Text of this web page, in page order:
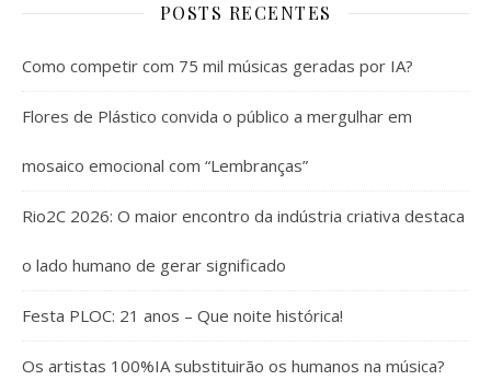
POSTS RECENTES
Como competir com 75 mil músicas geradas por IA?
Flores de Plástico convida o público a mergulhar em
mosaico emocional com “Lembranças”
Rio2C 2026: O maior encontro da indústria criativa destaca
o lado humano de gerar significado
Festa PLOC: 21 anos – Que noite histórica!
Os artistas 100%IA substituirão os humanos na música?